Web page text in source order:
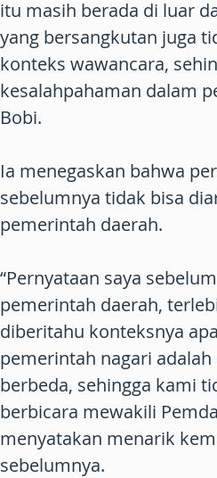
itu masih berada di luar
yang bersangkutan juga
konteks wawancara,
kesalahpahaman dalam
Bobi.
Ia menegaskan bahwa
sebelumnya tidak bisa
pemerintah daerah.
“Pernyataan saya
pemerintah daerah,
diberitahu konteksnya
pemerintah nagari
berbeda, sehingga kami
berbicara mewakili
menyatakan menarik
sebelumnya.